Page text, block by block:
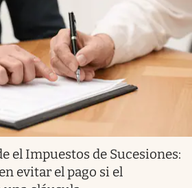
el Impuestos de Sucesiones:
evitar el pago si el